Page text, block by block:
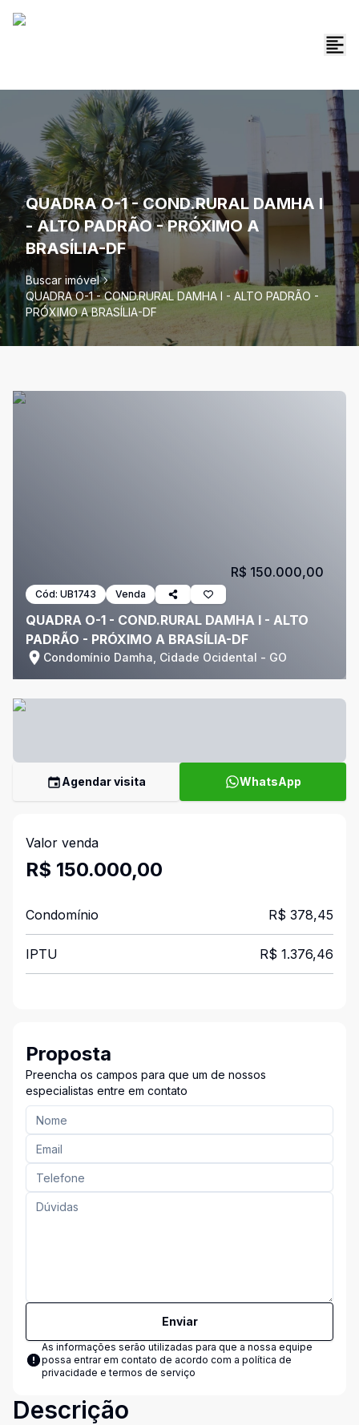
QUADRA O-1 - COND.RURAL DAMHA I
- ALTO PADRÃO - PRÓXIMO A
BRASÍLIA-DF
Buscar imóvel
QUADRA O-1 - COND.RURAL DAMHA I - ALTO PADRÃO -
PRÓXIMO A BRASÍLIA-DF
Cód: UB1743 Venda
QUADRA O-1 - COND.RURAL DAMHA I - ALTO
PADRÃO - PRÓXIMO A BRASÍLIA-DF
Condomínio Damha, Cidade Ocidental - GO
R$ 150.000,00
Agendar visita WhatsApp
Valor venda
R$ 150.000,00
Condomínio R$ 378,45
IPTU R$ 1.376,46
Proposta
Preencha os campos para que um de nossos
especialistas entre em contato
Enviar
As informações serão utilizadas para que a nossa equipe
possa entrar em contato de acordo com a política de
privacidade e termos de serviço
Descrição